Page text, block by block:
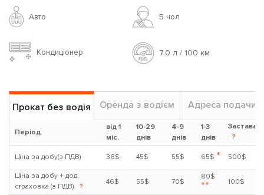
Авто 5 чoл
Кондиціонер 7.0 л / 100 км
Прокат без водія Оренда з водієм Адреса подачи
Період
від 1
міс.
10-29
днів
4-9
днів
1-3
днів
Застава
?
Ціна за добу(з ПДВ) 38$ 45$ 55$ 65$ * 500$
Ціна за добу + дод.
страховка (з ПДВ)
?
46$ 55$ 70$
80$
** 100$